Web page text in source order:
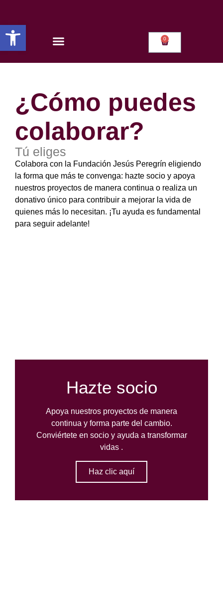
0
¿Cómo puedes
colaborar?
Tú eliges
Colabora con la Fundación Jesús Peregrín eligiendo
la forma que más te convenga: hazte socio y apoya
nuestros proyectos de manera continua o realiza un
donativo único para contribuir a mejorar la vida de
quienes más lo necesitan. ¡Tu ayuda es fundamental
para seguir adelante!
Hazte socio
Apoya nuestros proyectos de manera
continua y forma parte del cambio.
Conviértete en socio y ayuda a transformar
vidas .
Haz clic aquí
Abrir barra de herramientas